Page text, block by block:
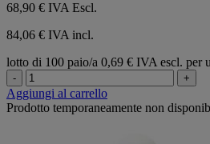
68,90 € IVA Escl.
84,06 € IVA incl.
lotto di 100 paio/a 0,69 € IVA escl. per
- +
Aggiungi al carrello
Prodotto temporaneamente non